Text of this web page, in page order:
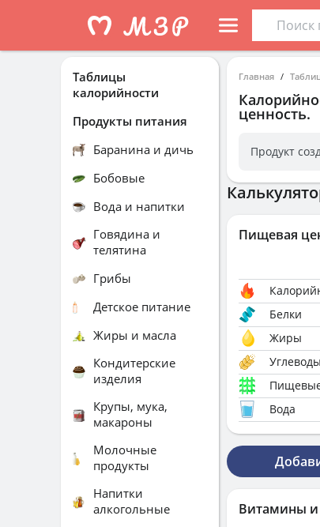
Главная
ценность.
Продукт
Пищевая
Белки
Жиры
Углеводы
Вода
Витамины
Таблицы
калорийности
Продукты питания
Баранина и дичь
Бобовые
Вода и напитки
Говядина и
телятина
Грибы
Детское питание
Жиры и масла
Кондитерские
изделия
Крупы, мука,
макароны
Молочные
продукты
Напитки
алкогольные